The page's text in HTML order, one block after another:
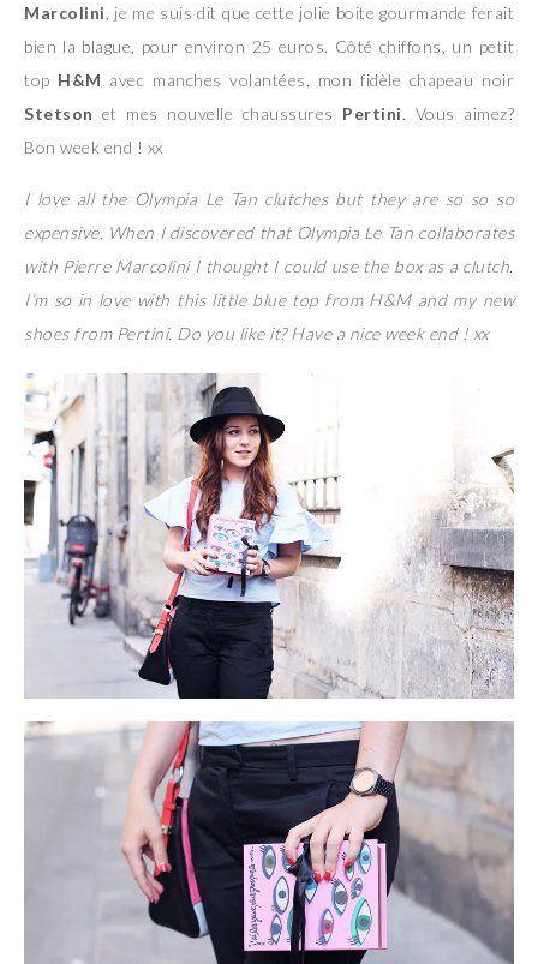
Marcolini , je me suis dit que cette jolie boite gourmande ferait
bien la blague, pour environ 25 euros. Côté chiffons, un petit
top H&M avec manches volantées, mon fidèle chapeau noir
Stetson et mes nouvelle chaussures Pertini. Vous aimez?
Bon week end ! xx
I love all the Olympia Le Tan clutches but they are so so so
expensive. When I discovered that Olympia Le Tan collaborates
with Pierre Marcolini I thought I could use the box as a clutch.
I’m so in love with this little blue top from H&M and my new
shoes from Pertini. Do you like it? Have a nice week end ! xx